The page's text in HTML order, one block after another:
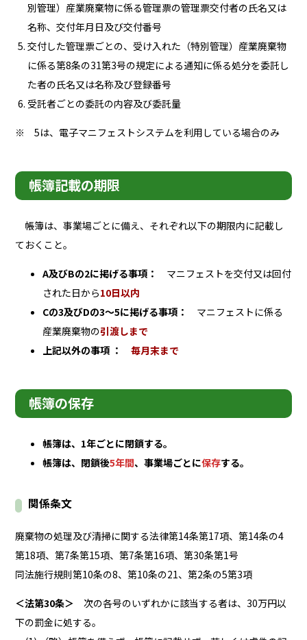
別管理）産業廃棄物に係る管理票の管理票交付者の氏名又は
名称、交付年月日及び交付番号
交付した管理票ごとの、受け入れた（特別管理）産業廃棄物
に係る第8条の31第3号の規定による通知に係る処分を委託し
た者の氏名又は名称及び登録番号
受託者ごとの委託の内容及び委託量
※ 5は、電子マニフェストシステムを利用している場合のみ
帳簿記載の期限
帳簿は、事業場ごとに備え、それぞれ以下の期限内に記載し
ておくこと。
A及びBの2に掲げる事項：
マニフェストを交付又は回付
された日から10日以内
Cの3及びDの3～5に掲げる事項：
マニフェストに係る
産業廃棄物の引渡しまで
上記以外の事項 ：
毎月末まで
帳簿の保存
帳簿は、1年ごとに閉鎖する。
帳簿は、閉鎖後5年間、事業場ごとに保存する。
関係条文
廃棄物の処理及び清掃に関する法律第14条第17項、第14条の4
第18項、第7条第15項、第7条第16項、第30条第1号
同法施行規則第10条の8、第10条の21、第2条の5第3項
＜法第30条＞ 次の各号のいずれかに該当する者は、30万円以
下の罰金に処する。